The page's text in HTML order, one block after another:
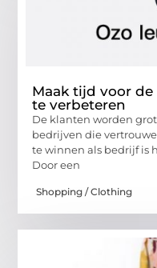
Maak tijd voor
te verbeteren
De klanten worden
bedrijven die
te winnen als bedrijf is
Door een
Shopping / Clothing